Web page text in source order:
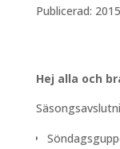
Publicerad:
Hej alla och